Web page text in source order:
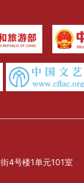
4号楼1单元101室